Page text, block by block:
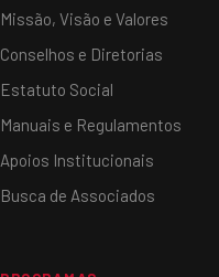
Missão, Visão e Valores
Conselhos e Diretorias
Estatuto Social
Manuais e Regulamentos
Apoios Institucionais
Busca de Associados